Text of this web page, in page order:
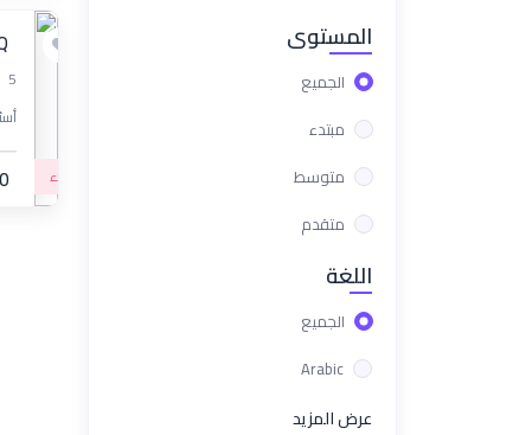
المستوى
الجميع
مبتدء
متوسط
متقدم
اللغة
الجميع
Arabic
عرض المزيد
مبتدء
5